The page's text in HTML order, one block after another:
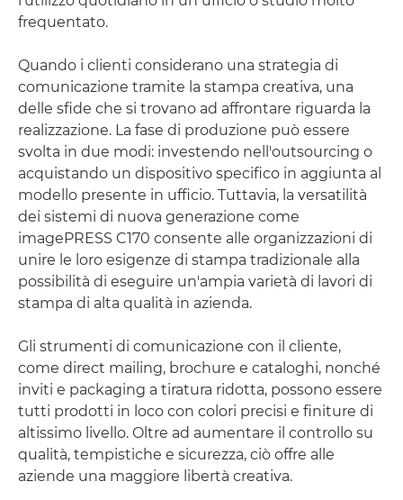
frequentato.
Quando i clienti considerano una strategia di
comunicazione tramite la stampa creativa, una
delle sfide che si trovano ad affrontare riguarda la
realizzazione. La fase di produzione può essere
svolta in due modi: investendo nell'outsourcing o
acquistando un dispositivo specifico in aggiunta al
modello presente in ufficio. Tuttavia, la versatilità
dei sistemi di nuova generazione come
imagePRESS C170 consente alle organizzazioni di
unire le loro esigenze di stampa tradizionale alla
possibilità di eseguire un'ampia varietà di lavori di
stampa di alta qualità in azienda.
Gli strumenti di comunicazione con il cliente,
come direct mailing, brochure e cataloghi, nonché
inviti e packaging a tiratura ridotta, possono essere
tutti prodotti in loco con colori precisi e finiture di
altissimo livello. Oltre ad aumentare il controllo su
qualità, tempistiche e sicurezza, ciò offre alle
aziende una maggiore libertà creativa.